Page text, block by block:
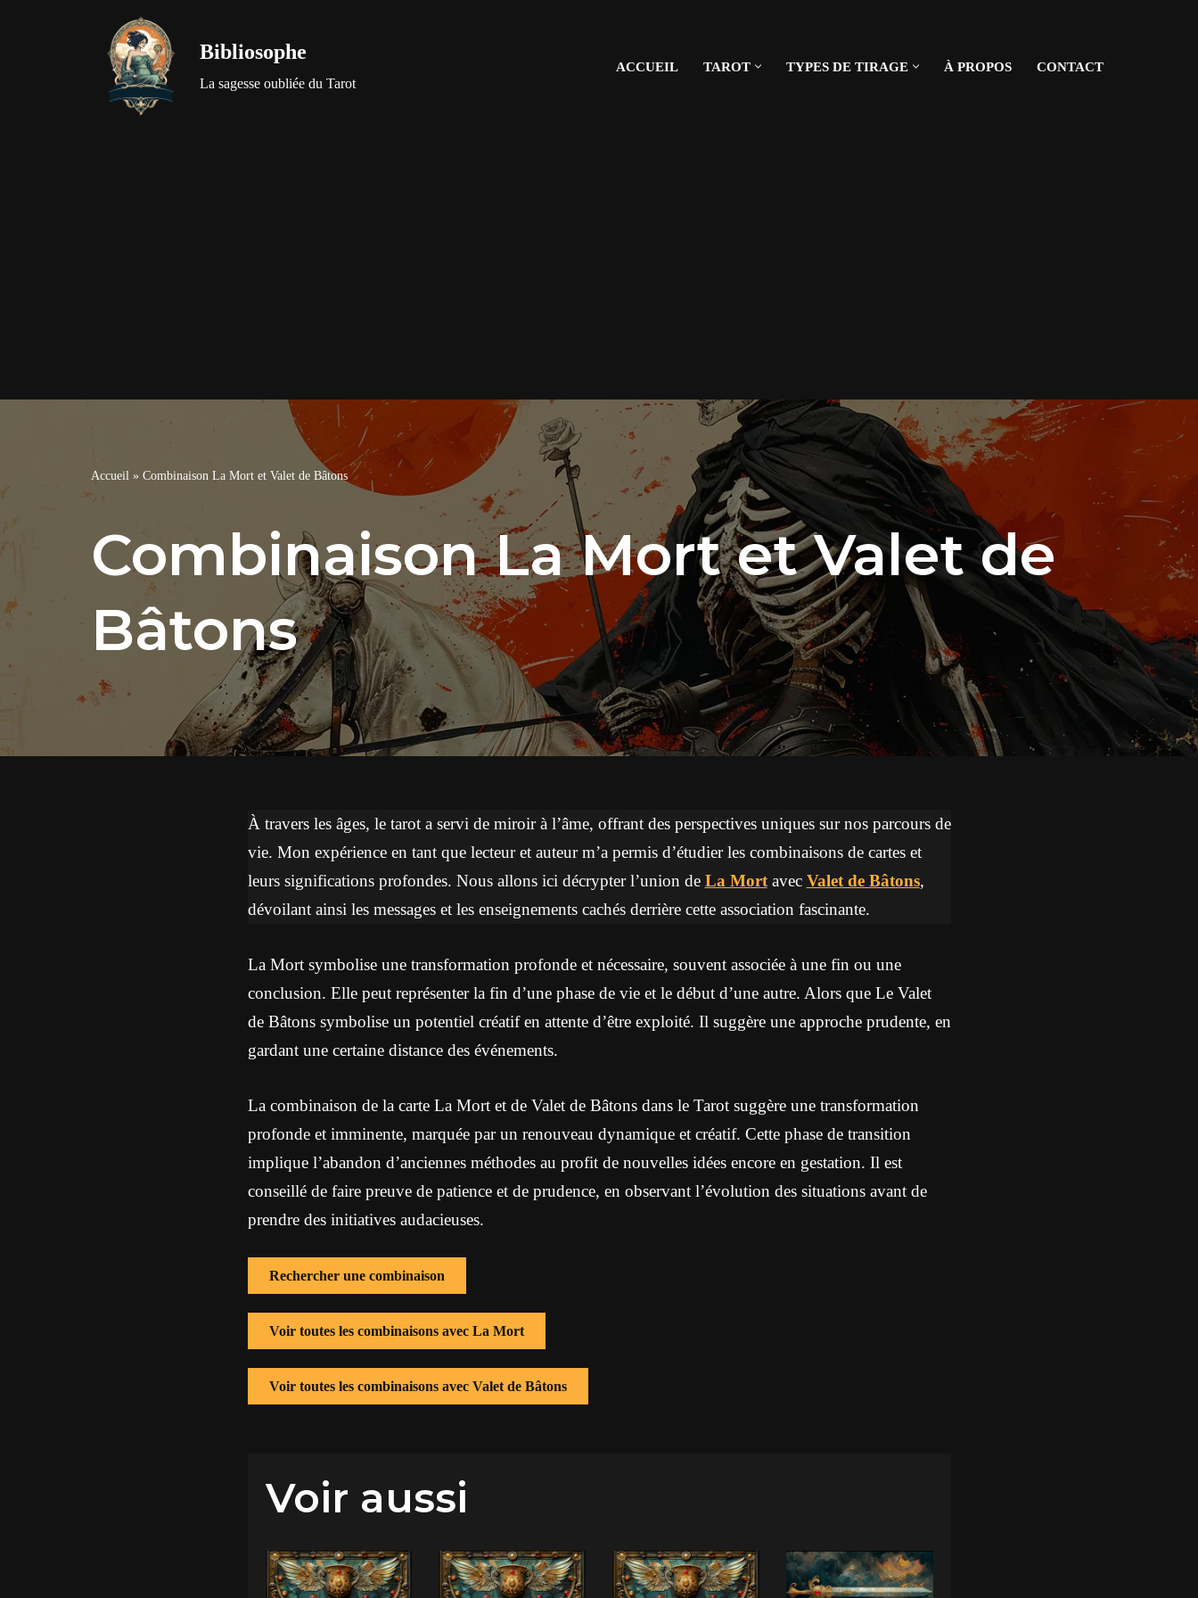
Bibliosophe
La sagesse oubliée du Tarot
ACCUEIL TAROT TYPES DE TIRAGE À PROPOS CONTACT
Accueil » Combinaison La Mort et Valet de Bâtons
Combinaison La Mort et Valet de
Bâtons
À travers les âges, le tarot a servi de miroir à l’âme, offrant des perspectives uniques sur nos parcours de
vie. Mon expérience en tant que lecteur et auteur m’a permis d’étudier les combinaisons de cartes et
leurs significations profondes. Nous allons ici décrypter l’union de La Mortavec Valet de Bâtons,
dévoilant ainsi les messages et les enseignements cachés derrière cette association fascinante.
La Mort symbolise une transformation profonde et nécessaire, souvent associée à une fin ou une
conclusion. Elle peut représenter la fin d’une phase de vie et le début d’une autre. Alors que Le Valet
de Bâtons symbolise un potentiel créatif en attente d’être exploité. Il suggère une approche prudente, en
gardant une certaine distance des événements.
La combinaison de la carte La Mort et de Valet de Bâtons dans le Tarot suggère une transformation
profonde et imminente, marquée par un renouveau dynamique et créatif. Cette phase de transition
implique l’abandon d’anciennes méthodes au profit de nouvelles idées encore en gestation. Il est
conseillé de faire preuve de patience et de prudence, en observant l’évolution des situations avant de
prendre des initiatives audacieuses.
Rechercher une combinaison
Voir toutes les combinaisons avec La Mort
Voir toutes les combinaisons avec Valet de Bâtons
Voir aussi